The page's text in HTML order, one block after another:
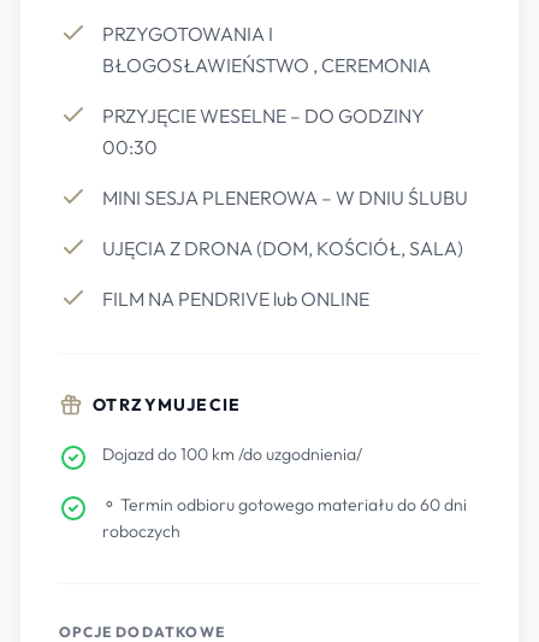
PRZYGOTOWANIA I
BŁOGOSŁAWIEŃSTWO , CEREMONIA
PRZYJĘCIE WESELNE – DO GODZINY
00:30
MINI SESJA PLENEROWA – W DNIU ŚLUBU
UJĘCIA Z DRONA (DOM, KOŚCIÓŁ, SALA)
FILM NA PENDRIVE lub ONLINE
OTRZYMUJECIE
Dojazd do 100 km /do uzgodnienia/
⚬ Termin odbioru gotowego materiału do 60 dni
roboczych
OPCJE DODATKOWE